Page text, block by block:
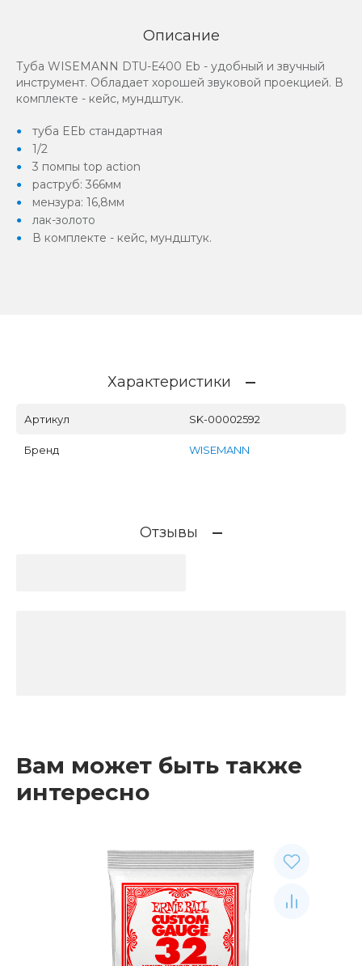
Описание
Туба WISEMANN DTU-E400 Eb - удобный и звучный
инструмент. Обладает хорошей звуковой проекцией. В
комплекте - кейс, мундштук.
туба EEb стандартная
1/2
3 помпы top action
раструб: 366мм
мензура: 16,8мм
лак-золото
В комплекте - кейс, мундштук.
Характеристики
Артикул SK-00002592
Бренд WISEMANN
Отзывы
Вам может быть также
интересно